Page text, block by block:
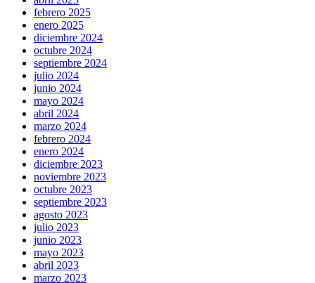
febrero 2025
enero 2025
diciembre 2024
octubre 2024
septiembre 2024
julio 2024
junio 2024
mayo 2024
abril 2024
marzo 2024
febrero 2024
enero 2024
diciembre 2023
noviembre 2023
octubre 2023
septiembre 2023
agosto 2023
julio 2023
junio 2023
mayo 2023
abril 2023
marzo 2023